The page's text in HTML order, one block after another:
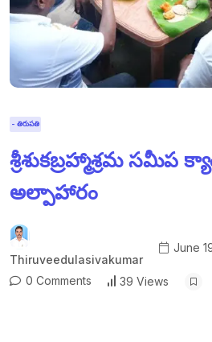
- తిరుపతి
శ్రీశుకబ్రహ్మాశ్రమ సమీప
అల్పాహారం
Thiruveedulasivakumar
June
0 Comments 39 Views